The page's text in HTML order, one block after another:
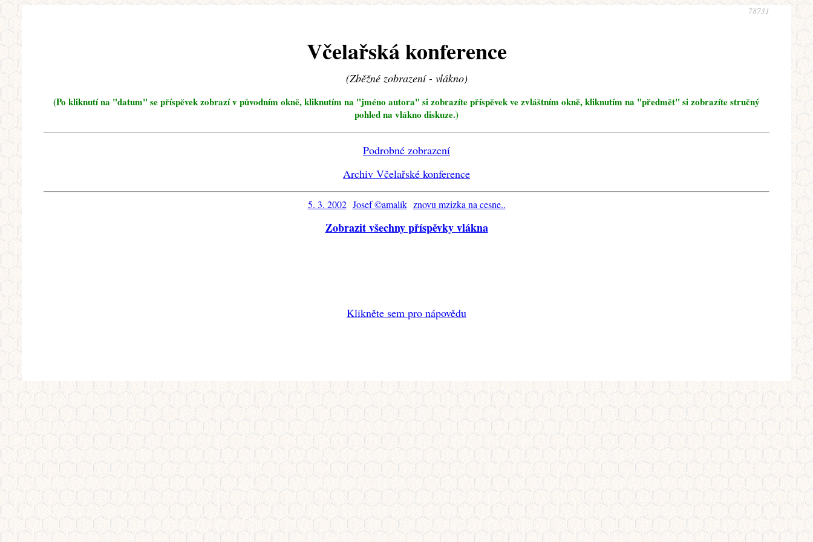
78731
Včelařská konference
(Zběžné zobrazení - vlákno)
(Po kliknutí na "datum" se příspěvek zobrazí v původním okně, kliknutím na "jméno autora" si zobrazíte příspěvek ve zvláštním okně, kliknutím na "předmět" si zobrazíte stručný
pohled na vlákno diskuze.)
Podrobné zobrazení
Archiv Včelařské konference
5. 3. 2002 Josef ©amalík znovu mzizka na cesne..
Zobrazit všechny příspěvky vlákna
Klikněte sem pro nápovědu